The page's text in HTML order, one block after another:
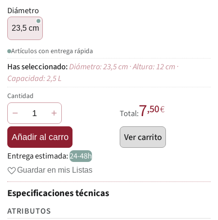
Diámetro
23,5 cm
Artículos con entrega rápida
Diámetro: 23,5 cm · Altura: 12 cm ·
Capacidad: 2,5 L
Cantidad
− +
Añadir al carro
Total:7,50€
Ver carrito
Entrega estimada:24-48h
Guardar en mis Listas
Especificaciones técnicas
ATRIBUTOS